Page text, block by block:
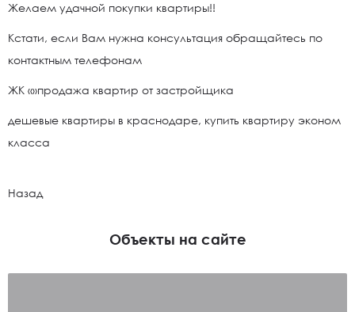
Желаем удачной покупки квартиры!!
Кстати, если Вам нужна консультация обращайтесь по
контактным телефонам
ЖК «»продажа квартир от застройщика
дешевые квартиры в краснодаре, купить квартиру эконом
класса
Назад
Объекты на сайте